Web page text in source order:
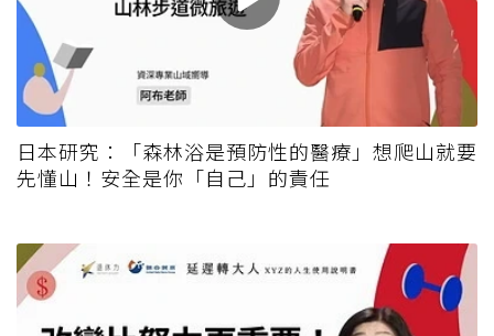
日本研究：「森林浴是預防性的醫療」想爬山就要
先懂山！安全是你「自己」的責任